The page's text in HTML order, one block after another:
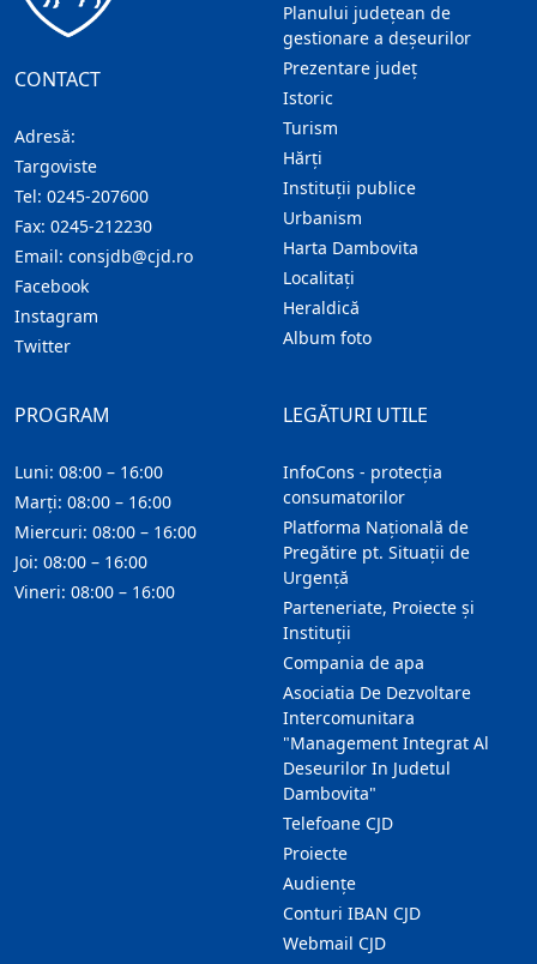
CONTACT
Adresă:
Targoviste
Tel: 0245-207600
Fax: 0245-212230
Email: consjdb@cjd.ro
Facebook
Instagram
Twitter
Planului județean de
gestionare a deșeurilor
Prezentare judeţ
Istoric
Turism
Hărţi
Instituţii publice
Urbanism
Harta Dambovita
Localitaţi
Heraldică
Album foto
LEGĂTURI UTILE
InfoCons - protecția
consumatorilor
Platforma Națională de
Pregătire pt. Situații de
Urgență
Parteneriate, Proiecte și
Instituții
Compania de apa
Asociatia De Dezvoltare
Intercomunitara
"Management Integrat Al
Deseurilor In Judetul
Dambovita"
Telefoane CJD
Proiecte
Audienţe
Conturi IBAN CJD
Webmail CJD
PROGRAM
Luni: 08:00 – 16:00
Marți: 08:00 – 16:00
Miercuri: 08:00 – 16:00
Joi: 08:00 – 16:00
Vineri: 08:00 – 16:00